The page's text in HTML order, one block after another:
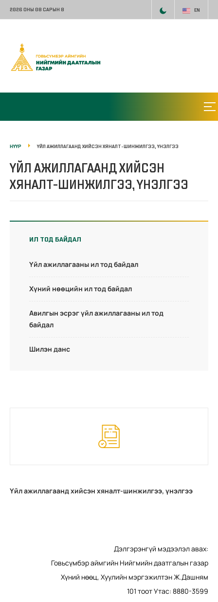
2026 ОНЫ 08 САРЫН 8 EN
НҮҮР ҮЙЛ АЖИЛЛАГААНД ХИЙСЭН ХЯНАЛТ-ШИНЖИЛГЭЭ, ҮНЭЛГЭЭ
ҮЙЛ АЖИЛЛАГААНД ХИЙСЭН
ХЯНАЛТ-ШИНЖИЛГЭЭ, ҮНЭЛГЭЭ
ИЛ ТОД БАЙДАЛ
Үйл ажиллагааны ил тод байдал
Хүний нөөцийн ил тод байдал
Авилгын эсрэг үйл ажиллагааны ил тод
байдал
Шилэн данс
Үйл ажиллагаанд хийсэн хяналт-шинжилгээ, үнэлгээ
Дэлгэрэнгүй мэдээлэл авах:
Говьсүмбэр аймгийн Нийгмийн даатгалын газар
Хүний нөөц, Хуулийн мэргэжилтэн Ж.Дашням
101 тоот Утас: 8880-3599